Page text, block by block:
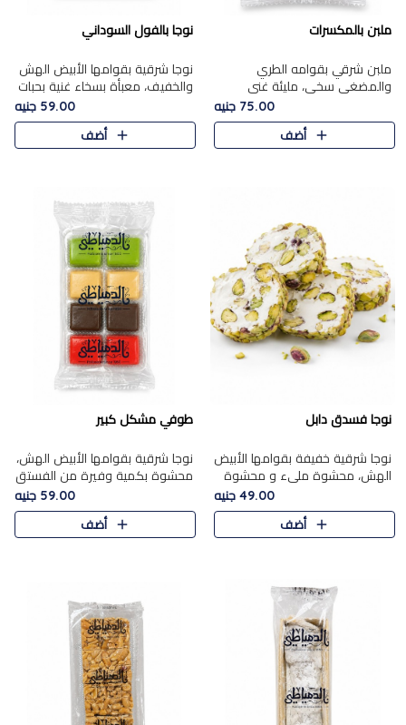
ملبن بالمكسرات
ملبن شرقي بقوامه الطري
والمضغي سخي، مليئة غني
بتشكيلة فاخرة من المكسرات
مشكلة المختارة التي تقدم تضيف
قرمشة مميزة مرضية ونكهة
75.00 جنيه
أضف
نوجا بالفول السوداني
نوجا شرقية بقوامها الأبيض الهش
والخفيف، معبأة بسخاء غنية بحبات
الفول السوداني المحمص التي
يقدم تضيف قرمشة مميزة مرضية
وتوازنًا رائعًا مع حلا..
59.00 جنيه
أضف
نوجا فسدق دابل
نوجا شرقية خفيفة بقوامها الأبيض
الهش، محشوة مليء و محشوة
بـكمية وفيرة من الفستق الفاخر
لتمنحك نكهة مكسرات غنية
وقرمشة مميزة في كل قطعة و
49.00 جنيه
أضف
طوفي مشكل كبير
نوجا شرقية بقوامها الأبيض الهش،
محشوة بكمية وفيرة من الفستق
الفاخر لتمنحك نكهة غنية وقرمشة
مميزة في كل قطعة، لتجربة تجمع
بين الفخامة والمذاق..
59.00 جنيه
أضف